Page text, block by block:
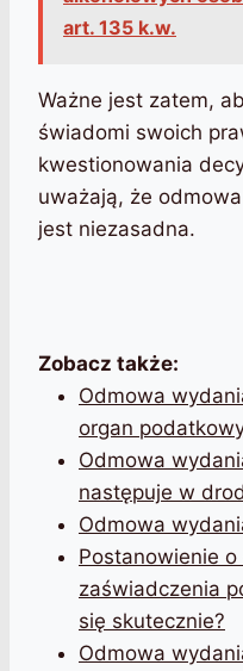
art. 135 k.w.
Ważne jest zatem,
świadomi swoich
kwestionowania
uważają, że
jest niezasadna.
Zobacz także:
Odmowa
organ
Odmowa
następuje w
Odmowa
Postanowienie
zaświadczenia
się skutecznie?
Odmowa